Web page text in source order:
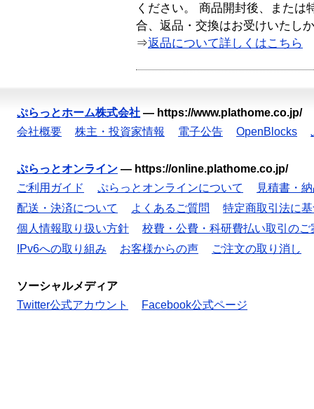
ください。 商品開封後、または
合、返品・交換はお受けいたし
⇒返品について詳しくはこちら
ぷらっとホーム株式会社 — https://www.plathome.co.jp/
会社概要
株主・投資家情報 電子公告 OpenBlocks
ぷらっとオンライン — https://online.plathome.co.jp/
ご利用ガイド
ぷらっとオンラインについて
見積書・
配送・決済について
よくあるご質問
特定商取引法に
個人情報取り扱い方針
校費・公費・科研費払い取引のご
IPv6への取り組み
お客様からの声 ご注文の取り消し
ソーシャルメディア
Twitter公式アカウント
Facebook公式ページ